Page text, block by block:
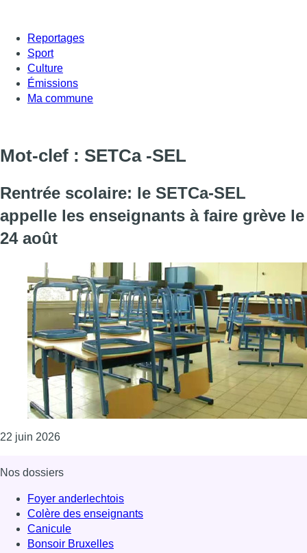
Reportages
Sport
Culture
Émissions
Ma commune
Mot-clef : SETCa -SEL
Rentrée scolaire: le SETCa-SEL
appelle les enseignants à faire grève le
24 août
22 juin 2026Consulter l'article "Rentrée scolaire: le SETCa-
Nos dossiers
Foyer anderlechtois
Colère des enseignants
Canicule
Bonsoir Bruxelles